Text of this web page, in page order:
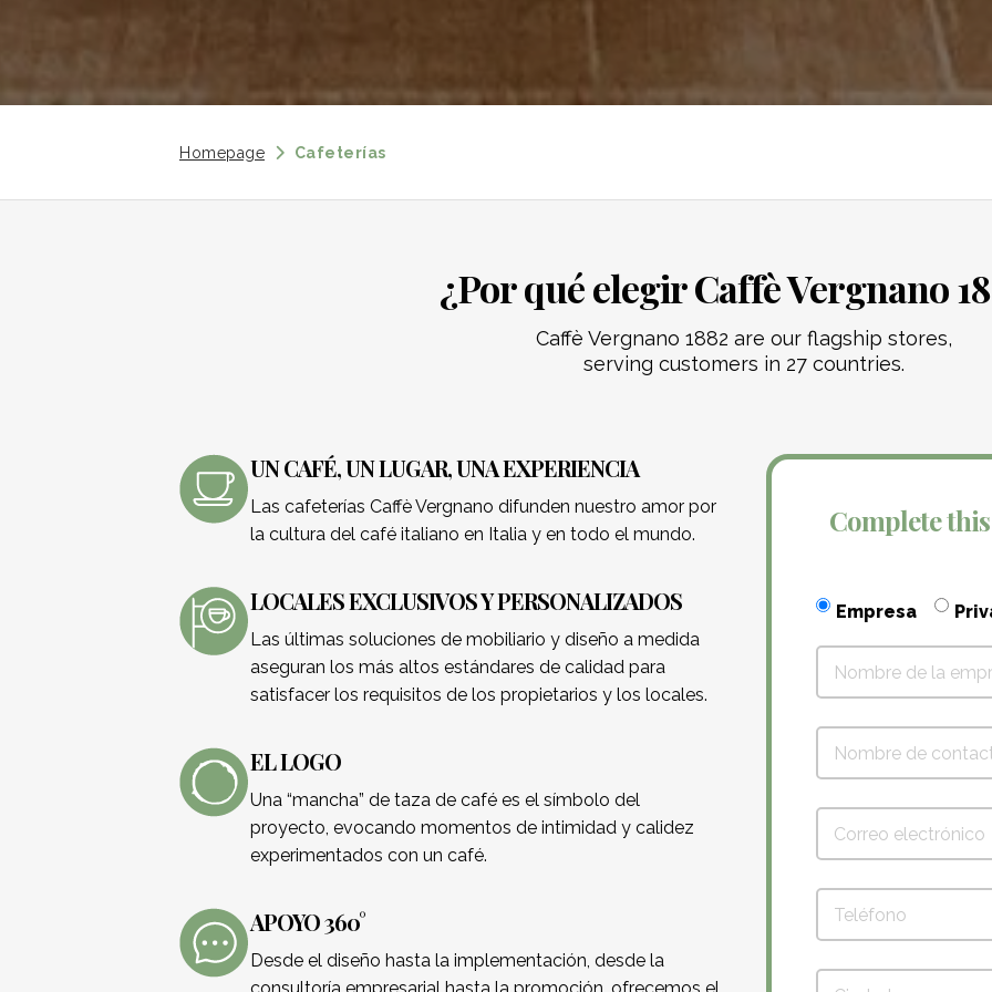
Homepage Cafeterías
¿Por qué elegir Caffè Vergnano
Caffè Vergnano 1882 are our flagship stores,
serving customers in 27 countries.
UN CAFÉ, UN LUGAR, UNA EXPERIENCIA
Las cafeterías Caffè Vergnano difunden nuestro amor por
la cultura del café italiano en Italia y en todo el mundo.
LOCALES EXCLUSIVOS Y PERSONALIZADOS
Las últimas soluciones de mobiliario y diseño a medida
aseguran los más altos estándares de calidad para
satisfacer los requisitos de los propietarios y los locales.
EL LOGO
Una “mancha” de taza de café es el símbolo del
proyecto, evocando momentos de intimidad y calidez
experimentados con un café.
APOYO 360°
Desde el diseño hasta la implementación, desde la
Complete
Empresa